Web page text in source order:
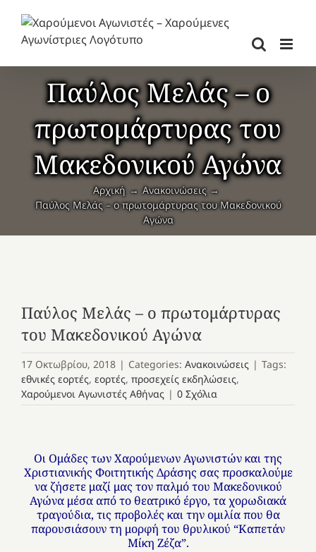
περιεχόμενο
Παύλος Μελάς – ο
πρωτομάρτυρας του
Μακεδονικού Αγώνα
Αρχική
Ανακοινώσεις
Παύλος Μελάς – ο πρωτομάρτυρας του Μακεδονικού
Αγώνα
Παύλος Μελάς – ο πρωτομάρτυρας
του Μακεδονικού Αγώνα
17 Οκτωβρίου, 2018 | Categories: Ανακοινώσεις | Tags:
εθνικές εορτές, εορτές, προσεχείς εκδηλώσεις,
Χαρούμενοι Αγωνιστές Αθήνας | 0 Σχόλια
Οι Ομάδες των Χαρούμενων Αγωνιστών και της
Χριστιανικής Φοιτητικής Δράσης σας προσκαλούμε
να ζήσετε μαζί μας τον παλμό του Μακεδονικού
Αγώνα μέσα από το θεατρικό έργο, τα χορωδιακά
τραγούδια, τις προβολές και την ομιλία που θα
παρουσιάσουν τη μορφή του θρυλικού “Καπετάν
Μίκη Ζέζα”.